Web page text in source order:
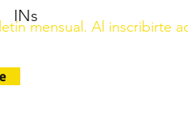
mensual. Al inscribirte
INs